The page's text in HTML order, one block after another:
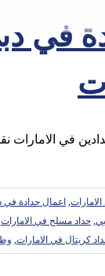
, اعمال حدادة في
, حداد مسلح في الامارات
كريتال في الامارات,